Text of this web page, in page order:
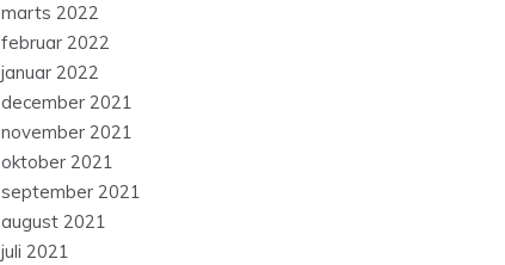
marts 2022
februar 2022
januar 2022
december 2021
november 2021
oktober 2021
september 2021
august 2021
juli 2021